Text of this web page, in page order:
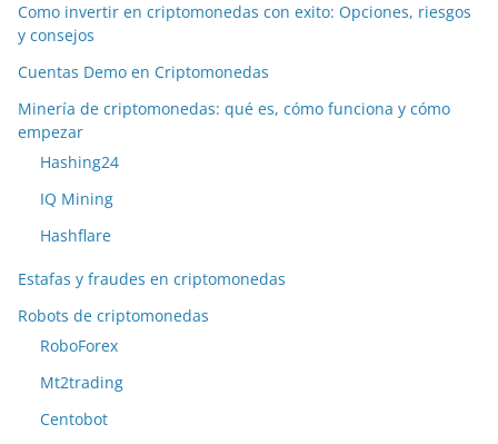
Como invertir en criptomonedas con exito: Opciones, riesgos
y consejos
Cuentas Demo en Criptomonedas
Minería de criptomonedas: qué es, cómo funciona y cómo
empezar
Hashing24
IQ Mining
Hashflare
Estafas y fraudes en criptomonedas
Robots de criptomonedas
RoboForex
Mt2trading
Centobot